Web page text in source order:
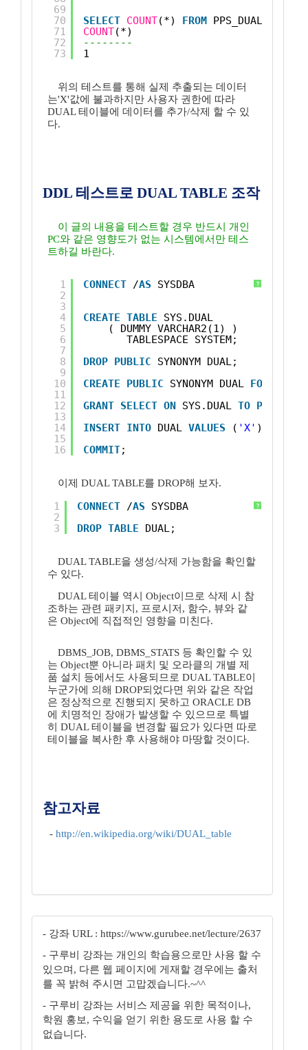
69
70
71
72
73
SELECT COUNT(*) FROM PPS_DUAL;
COUNT(*)
--------
1
위의 테스트를 통해 실제 추출되는 데이터
는'X'값에 불과하지만 사용자 권한에 따라
DUAL 테이블에 데이터를 추가/삭제 할 수 있
다.
DDL 테스트로 DUAL TABLE 조작
이 글의 내용을 테스트할 경우 반드시 개인
PC와 같은 영향도가 없는 시스템에서만 테스
트하길 바란다.
?
1
2
3
4
5
6
7
8
9
10
11
12
13
14
15
16
CONNECT /AS SYSDBA
CREATE TABLE
SYS.DUAL
( DUMMY VARCHAR2(1) )
TABLESPACE SYSTEM;
DROP PUBLIC
SYNONYM DUAL;
CREATE
PUBLIC SYNONYM DUAL FOR
GRANT SELECT ON SYS.DUAL TO PUBLIC
INSERT INTO DUAL VALUES ( 'X' );
COMMIT;
이제 DUAL TABLE를 DROP해 보자.
?
1
2
3
CONNECT /AS
SYSDBA
DROP TABLE DUAL;
DUAL TABLE을 생성/삭제 가능함을 확인할
수 있다.
DUAL 테이블 역시 Object이므로 삭제 시 참
조하는 관련 패키지, 프로시저, 함수, 뷰와 같
은 Object에 직접적인 영향을 미친다.
DBMS_JOB, DBMS_STATS 등 확인할 수 있
는 Object뿐 아니라 패치 및 오라클의 개별 제
품 설치 등에서도 사용되므로 DUAL TABLE이
누군가에 의해 DROP되었다면 위와 같은 작업
은 정상적으로 진행되지 못하고 ORACLE DB
에 치명적인 장애가 발생할 수 있으므로 특별
히 DUAL 테이블을 변경할 필요가 있다면 따로
테이블을 복사한 후 사용해야 마땅할 것이다.
참고자료
- http://en.wikipedia.org/wiki/DUAL_table
- 강좌 URL : https://www.gurubee.net/lecture/2637
- 구루비 강좌는 개인의 학습용으로만 사용 할 수
있으며, 다른 웹 페이지에 게재할 경우에는 출처
를 꼭 밝혀 주시면 고맙겠습니다.~^^
- 구루비 강좌는 서비스 제공을 위한 목적이나,
학원 홍보, 수익을 얻기 위한 용도로 사용 할 수
없습니다.